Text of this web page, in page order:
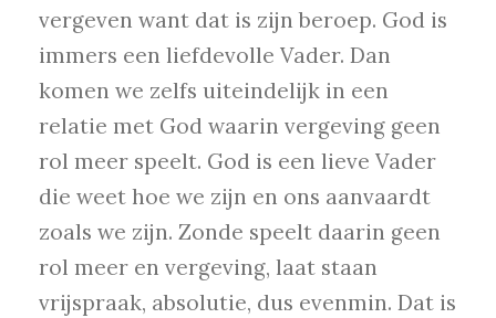
vergeven want dat is zijn beroep. God is
immers een liefdevolle Vader. Dan
komen we zelfs uiteindelijk in een
relatie met God waarin vergeving geen
rol meer speelt. God is een lieve Vader
die weet hoe we zijn en ons aanvaardt
zoals we zijn. Zonde speelt daarin geen
rol meer en vergeving, laat staan
vrijspraak, absolutie, dus evenmin. Dat is